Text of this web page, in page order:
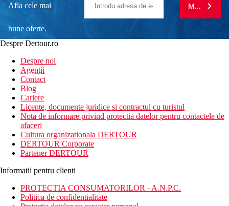
Afla cele mai
bune oferte.
newsletter!
MA
Despre Dertour.ro
Despre noi
Agentii
Contact
Blog
Cariere
Licente, documente juridice si contractul cu turistul
Nota de informare privind protectia datelor pentru contactele de
afaceri
Cultura organizationala DERTOUR
DERTOUR Corporate
Partener DERTOUR
Informatii pentru clienti
PROTECTIA CONSUMATORILOR - A.N.P.C.
Politica de confidentialitate